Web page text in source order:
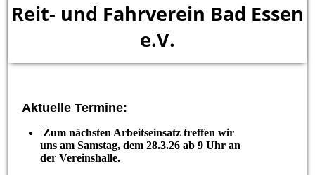
Reit- und Fahrverein Bad Essen
e.V.
Aktuelle Termine:
Zum nächsten Arbeitseinsatz treffen wir
uns am Samstag, dem 28.3.26 ab 9 Uhr an
der Vereinshalle.